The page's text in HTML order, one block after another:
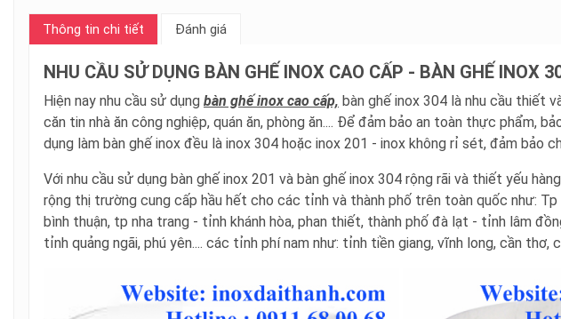
Thông tin chi tiết Đánh giá
NHU CẦU SỬ DỤNG BÀN GHẾ INOX CAO CẤP - BÀN GHẾ INOX
Hiện nay nhu cầu sử dụng bàn ghế inox cao cấp, bàn ghế inox 304 là nhu cầu thiết
căn tin nhà ăn công nghiệp, quán ăn, phòng ăn.... Để đảm bảo an toàn thực phẩm,
dụng làm bàn ghế inox đều là inox 304 hoặc inox 201 - inox không rỉ sét, đảm bảo
Với nhu cầu sử dụng bàn ghế inox 201 và bàn ghế inox 304 rộng rãi và thiết yếu
rộng thị trường cung cấp hầu hết cho các tỉnh và thành phố trên toàn quốc như:
bình thuận, tp nha trang - tỉnh khánh hòa, phan thiết, thành phố đà lạt - tỉnh lâm
tỉnh quảng ngãi, phú yên.... các tỉnh phí nam như: tỉnh tiền giang, vĩnh long, cần thơ,